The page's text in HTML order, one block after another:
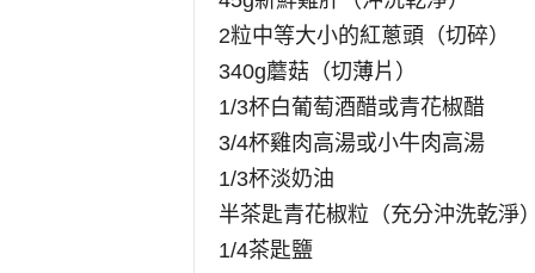
2粒中等大小的紅蔥頭（切碎）
340g蘑菇（切薄片）
1/3杯白葡萄酒醋或青花椒醋
3/4杯雞肉高湯或小牛肉高湯
1/3杯淡奶油
半茶匙青花椒粒（充分沖洗乾淨
1/4茶匙鹽